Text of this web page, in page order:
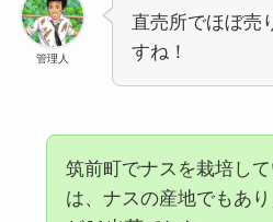
管理人
直売所でほぼ売
すね！
筑前町でナスを栽培し
は、ナスの産地でもあ